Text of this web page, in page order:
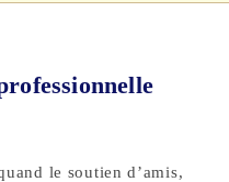
le soutien d’amis,